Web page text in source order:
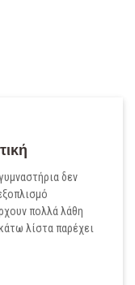
δεν
πολλά λάθη
λίστα παρέχει